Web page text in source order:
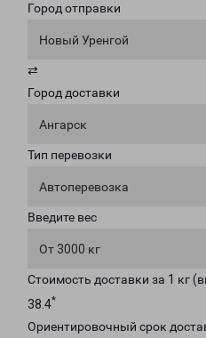
Город отправки
Новый Уренгой
⇄
Город доставки
Ангарск
Тип перевозки
Автоперевозка
Введите вес
От 3000 кг
Стоимость доставки за 1 кг
38.4*
Ориентировочный срок